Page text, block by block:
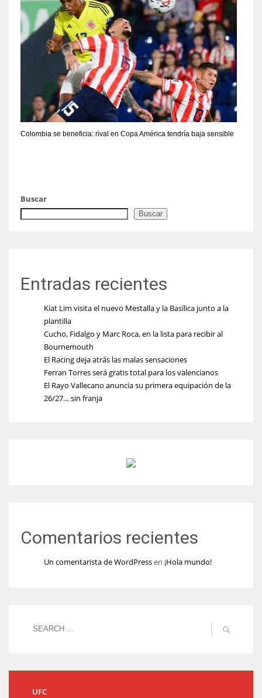
Colombia se beneficia: rival en Copa América tendría baja sensible
Buscar
Buscar
Entradas recientes
Kiat Lim visita el nuevo Mestalla y la Basílica junto a la
plantilla
Cucho, Fidalgo y Marc Roca, en la lista para recibir al
Bournemouth
El Racing deja atrás las malas sensaciones
Ferran Torres será gratis total para los valencianos
El Rayo Vallecano anuncia su primera equipación de la
26/27… sin franja
Comentarios recientes
Un comentarista de WordPressen ¡Hola mundo!
UFC